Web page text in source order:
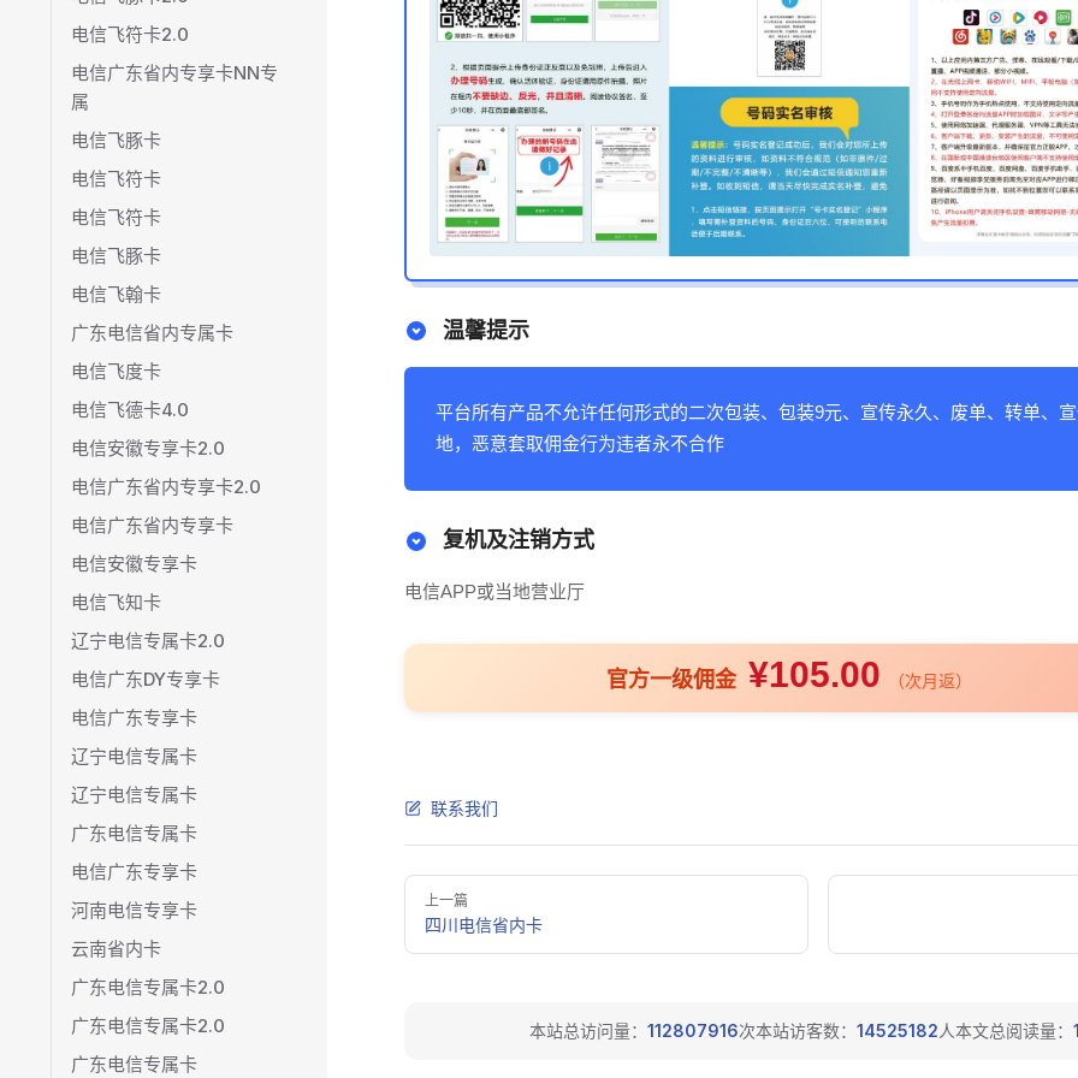
电信飞符卡2.0
电信广东省内专享卡NN专
属
电信飞豚卡
电信飞符卡
电信飞符卡
电信飞豚卡
电信飞翰卡
广东电信省内专属卡
电信飞度卡
电信飞德卡4.0
电信安徽专享卡2.0
电信广东省内专享卡2.0
电信广东省内专享卡
电信安徽专享卡
电信飞知卡
辽宁电信专属卡2.0
电信广东DY专享卡
电信广东专享卡
辽宁电信专属卡
辽宁电信专属卡
广东电信专属卡
电信广东专享卡
河南电信专享卡
云南省内卡
广东电信专属卡2.0
广东电信专属卡2.0
广东电信专属卡
温馨提示
平台所有产品不允许任何形式的二次包装、包装9元、宣传永久、废单、转单、
地，恶意套取佣金行为违者永不合作
复机及注销方式
电信APP或当地营业厅
官方一级佣金 ¥105.00 （次月返）
联系我们
Pager
上一篇
四川电信省内卡
本站总访问量： 112807916次本站访客数： 14525182人本文总阅读量：